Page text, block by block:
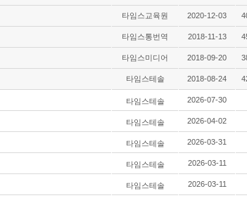
타임스교육원 2020-12-03
타임스통번역 2018-11-13
타임스미디어 2018-09-20
타임스테솔 2018-08-24
타임스테솔 2026-07-30
타임스테솔 2026-04-02
타임스테솔 2026-03-31
타임스테솔 2026-03-11
타임스테솔 2026-03-11